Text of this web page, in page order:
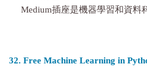
Medium插座是機器學習和資料
32. Free Machine Learning in